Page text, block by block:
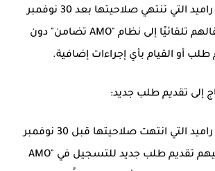
حاملو بطاقة راميد التي تنتهي صلاحيتها بعد 30 نوفمبر
2022، سيتم انتقالهم تلقائيًا إلى نظام "AMO تضامن" دون
طلب أو القيام بأي إجراءات إضافية.
حاملو بطاقة راميد التي انتهت صلاحيتها قبل 30 نوفمبر
2022، يتوجب عليهم تقديم طلب جديد للتسجيل في "AMO